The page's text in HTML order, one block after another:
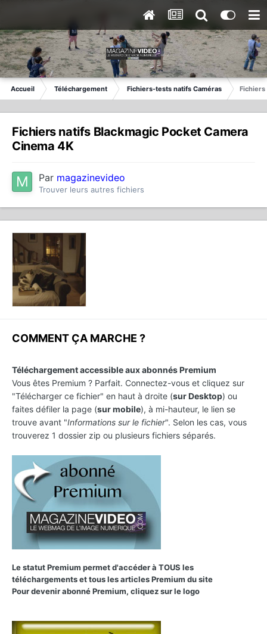
Accueil Téléchargement Fichiers-tests natifs Caméras Fichiers
Fichiers natifs Blackmagic Pocket Camera
Cinema 4K
Par magazinevideo
Trouver leurs autres fichiers
COMMENT ÇA MARCHE ?
Téléchargement accessible aux abonnés Premium
Vous êtes Premium ? Parfait. Connectez-vous et cliquez sur
"Télécharger ce fichier" en haut à droite (sur Desktop) ou
faites défiler la page (sur mobile), à mi-hauteur, le lien se
trouve avant "Informations sur le fichier". Selon les cas, vous
trouverez 1 dossier zip ou plusieurs fichiers séparés.
Le statut Premium permet d'accéder à TOUS les
téléchargements et tous les articles Premium du site
Pour devenir abonné Premium, cliquez sur le logo